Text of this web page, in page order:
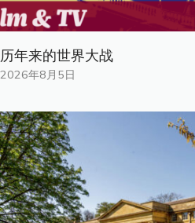
历年来的世界大战
2026年8月5日